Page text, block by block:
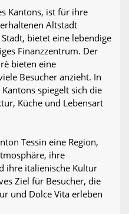
Kantons, ist für ihre
Altstadt
bietet eine lebendige
Finanzzentrum. Der
bieten eine
Besucher anzieht. In
spiegelt sich die
Küche und Lebensart
Tessin eine Region,
ihre
ihre italienische Kultur
Ziel für Besucher, die
und Dolce Vita erleben